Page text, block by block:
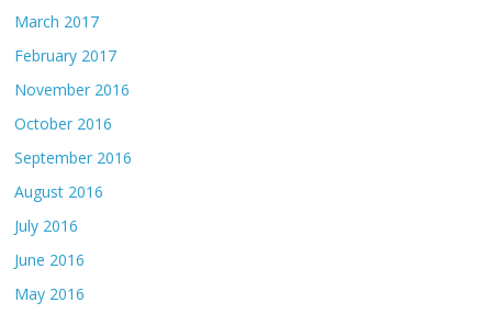
March 2017
February 2017
November 2016
October 2016
September 2016
August 2016
July 2016
June 2016
May 2016